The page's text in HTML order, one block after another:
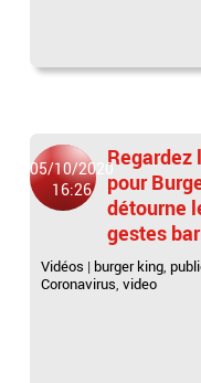
05/10/2020
16:26
Regardez
pour
détourne
gestes
Vidéos | burger king,
Coronavirus,video